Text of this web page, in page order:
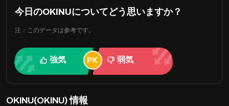
今日のOKINUについてどう思いますか？
注：このデータは参考です。
強気 弱気
OKINU(OKINU) 情報